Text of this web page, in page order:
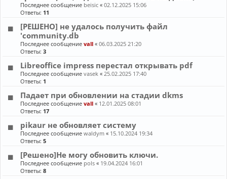
Последнее сообщение beisic «02.12.2025 15:06
Ответы: 11
[РЕШЕНО] не удалось получить файл
'community.db
Последнее сообщениеvall «06.03.2025 21:20
Ответы:3
Libreoffice impress перестал открывать pdf
Последнее сообщениеvasek «25.02.2025 17:40
Ответы: 1
Падает при обновлении на стадии dkms
Последнее сообщениеvall « 12.01.2025 08:01
Ответы: 17
pikaur не обновляет систему
Последнее сообщениеwaldym « 15.10.2024 19:34
Ответы:5
[Решено]Не могу обновить ключи.
Последнее сообщение pols « 19.04.2024 16:01
Ответы:8